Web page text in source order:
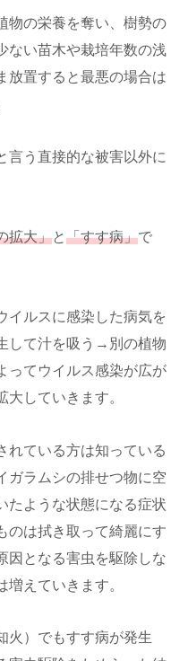
物の栄養を奪い、樹勢の
ない苗木や栽培年数の浅
放置すると最悪の場合は
言う直接的な被害以外に
拡大」と「すす病」で
イルスに感染した病気を
して汁を吸う→別の植物
ってウイルス感染が広が
大していきます。
れている方は知っている
ガラムシの排せつ物に空
たような状態になる症状
のは拭き取って綺麗にす
因となる害虫を駆除しな
増えていきます。
火）でもすす病が発生